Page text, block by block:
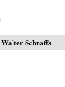
Walter Schnaffs